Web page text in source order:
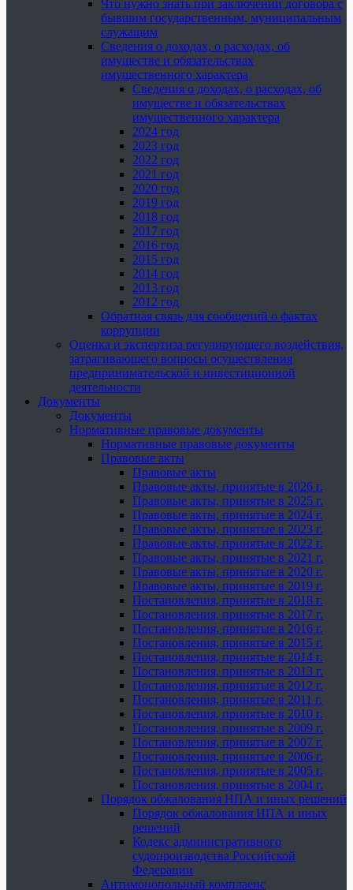
Что нужно знать при заключении договора с
бывшим государственным, муниципальным
служащим
Сведения о доходах, о расходах, об
имуществе и обязательствах
имущественного характера
Сведения о доходах, о расходах, об
имуществе и обязательствах
имущественного характера
2024 год
2023 год
2022 год
2021 год
2020 год
2019 год
2018 год
2017 год
2016 год
2015 год
2014 год
2013 год
2012 год
Обратная связь для сообщений о фактах
коррупции
Оценка и экспертиза регулирующего воздействия,
затрагивающего вопросы осуществления
предпринимательской и инвестиционной
деятельности
Документы
Документы
Нормативные правовые документы
Нормативные правовые документы
Правовые акты
Правовые акты
Правовые акты, принятые в 2026 г.
Правовые акты, принятые в 2025 г.
Правовые акты, принятые в 2024 г.
Правовые акты, принятые в 2023 г.
Правовые акты, принятые в 2022 г.
Правовые акты, принятые в 2021 г.
Правовые акты, принятые в 2020 г.
Правовые акты, принятые в 2019 г.
Постановления, принятые в 2018 г.
Постановления, принятые в 2017 г.
Постановления, принятые в 2016 г.
Постановления, принятые в 2015 г.
Постановления, принятые в 2014 г.
Постановления, принятые в 2013 г.
Постановления, принятые в 2012 г.
Постановления, принятые в 2011 г.
Постановления, принятые в 2010 г.
Постановления, принятые в 2009 г.
Постановления, принятые в 2007 г.
Постановления, принятые в 2006 г.
Постановления, принятые в 2005 г.
Постановления, принятые в 2004 г.
Порядок обжалования НПА и иных решений
Порядок обжалования НПА и иных
решений
Кодекс административного
судопроизводства Российской
Федерации
Антимонопольный комплаенс